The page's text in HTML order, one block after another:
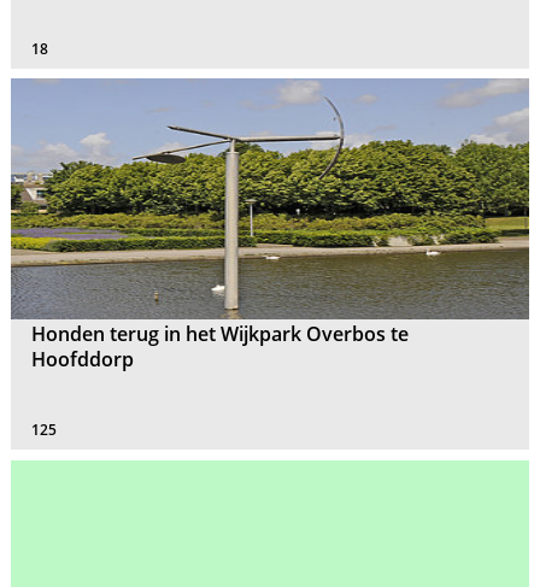
18
Honden terug in het Wijkpark Overbos te
Hoofddorp
125